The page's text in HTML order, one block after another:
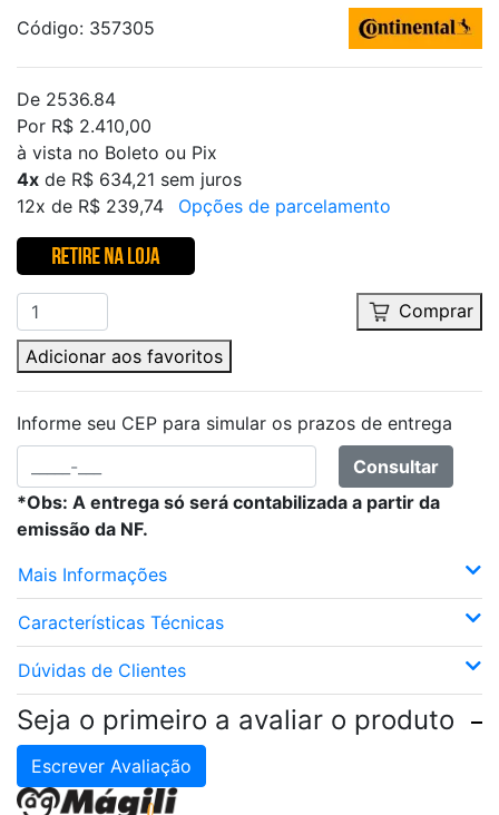
Código: 357305
De 2536.84
Por R$ 2.410,00
à vista no Boleto ou Pix
4x de R$ 634,21 sem juros
12x de R$ 239,74
Opções de parcelamento
Comprar
Adicionar aos favoritos
Informe seu CEP para simular os prazos de entrega
Consultar
*Obs: A entrega só será contabilizada a partir da
emissão da NF.
Mais Informações
Características Técnicas
Dúvidas de Clientes
Seja o primeiro a avaliar o produto
Escrever Avaliação